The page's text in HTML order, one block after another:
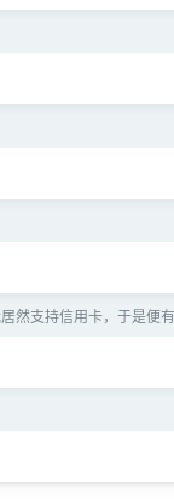
然支持信用卡，于是便